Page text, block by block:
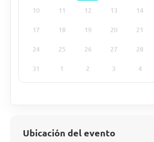
10 11 12 13 14
17 18 19 20 21
24 25 26 27 28
31 1 2 3 4
Ubicación del evento